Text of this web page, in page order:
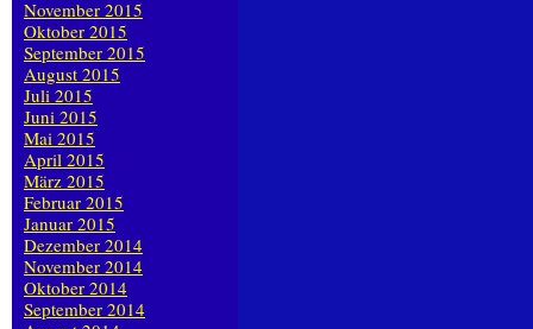
November 2015
Oktober 2015
September 2015
August 2015
Juli 2015
Juni 2015
Mai 2015
April 2015
März 2015
Februar 2015
Januar 2015
Dezember 2014
November 2014
Oktober 2014
September 2014